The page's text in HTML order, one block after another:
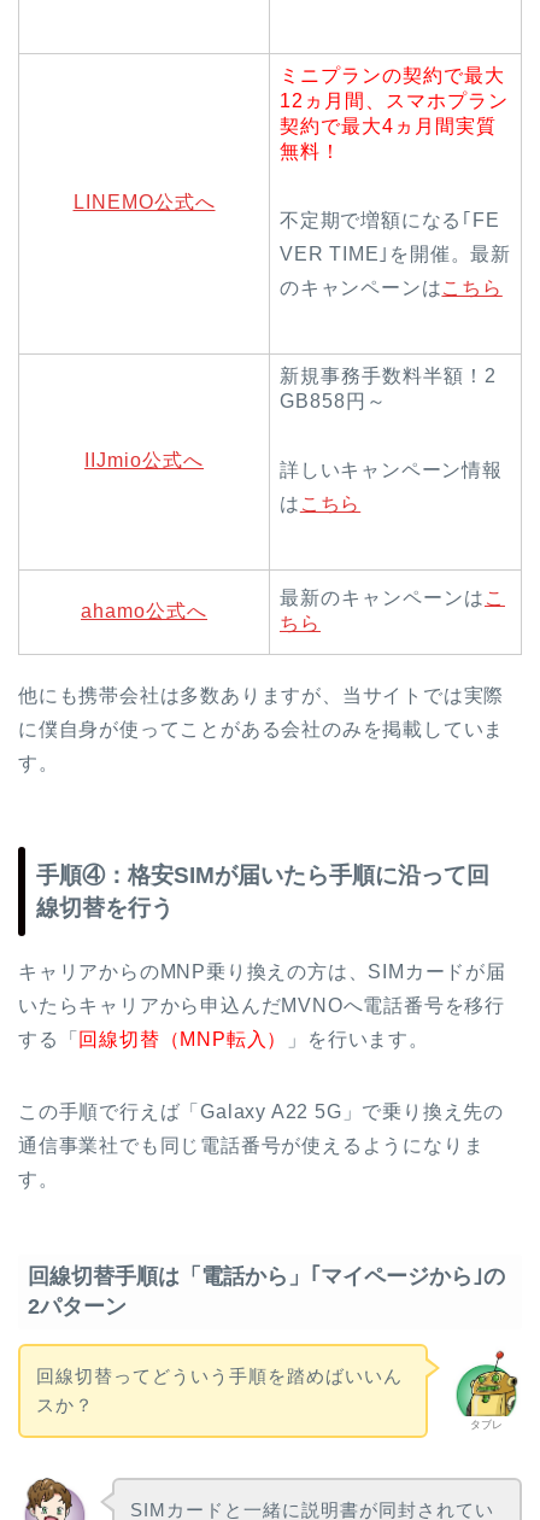
LINEMO公式へ
ミニプランの契約で最大
12ヵ月間、スマホプラン
契約で最大4ヵ月間実質
無料！
不定期で増額になる｢FE
VER TIME｣を開催。最新
のキャンペーンはこちら
IIJmio公式へ
新規事務手数料半額！2
GB858円～
詳しいキャンペーン情報
は こちら
ahamo公式へ
最新のキャンペーンは こ
ちら
他にも携帯会社は多数ありますが、当サイトでは実際
に僕自身が使ってことがある会社のみを掲載していま
す。
手順④：格安SIMが届いたら手順に沿って回
線切替を行う
キャリアからのMNP乗り換えの方は、SIMカードが届
いたらキャリアから申込んだMVNOへ電話番号を移行
する「 回線切替（MNP転入） 」を行います。
この手順で行えば「Galaxy A22 5G」で乗り換え先の
通信事業社でも同じ電話番号が使えるようになりま
す。
回線切替手順は「電話から」｢マイページから｣の
2パターン
タブレ
回線切替ってどういう手順を踏めばいいん
スか？
SIMカードと一緒に説明書が同封されてい